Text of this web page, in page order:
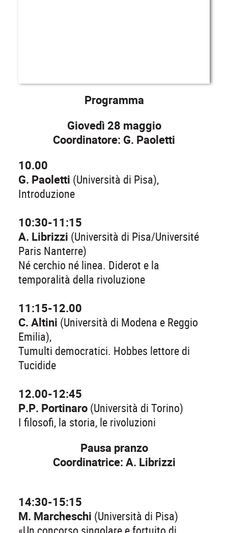
Programma
Giovedì 28 maggio
Coordinatore: G. Paoletti
10.00
G. Paoletti (Università di Pisa),
Introduzione
10:30-11:15
A. Librizzi (Università di Pisa/Université
Paris Nanterre)
Né cerchio né linea. Diderot e la
temporalità della rivoluzione
11:15-12.00
C. Altini (Università di Modena e Reggio
Emilia),
Tumulti democratici. Hobbes lettore di
Tucidide
12.00-12:45
P.P. Portinaro (Università di Torino)
I filosofi, la storia, le rivoluzioni
Pausa pranzo
Coordinatrice: A. Librizzi
14:30-15:15
M. Marcheschi (Università di Pisa)